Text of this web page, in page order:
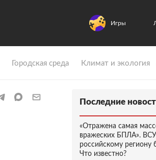
Игры
Городская среда Климат и экология
Последние
«Отражена самая
вражеских БПЛА».
российскому региону
Что известно?